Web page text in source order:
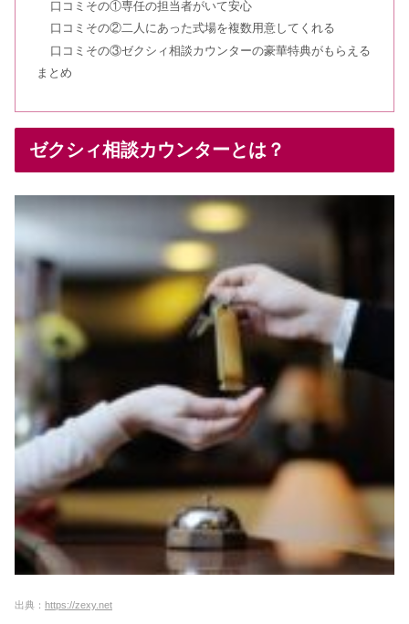
＆バースデープレゼントとは？
俄の婚約指輪の評判！長閑やプロポー
ズリングの口コミは？
プラコレウェディングの口コミ・評判
｜キャンペーンの情報も
ゼクシィ式場探し&指輪キャンペーン
は先着！もらえない原因は？
EIKAの結婚指輪の口コミ｜値段＆婚約
椿山荘の結婚式の費用は？最悪の口コ
ミの真相・ブライダル情報を徹底調査
口コミその①専任の担当者がいて安心
口コミその②二人にあった式場を複数用意してくれる
口コミその③ゼクシィ相談カウンターの豪華特典がもらえる
まとめ
ゼクシィ相談カウンターとは？
出典： https://zexy.net